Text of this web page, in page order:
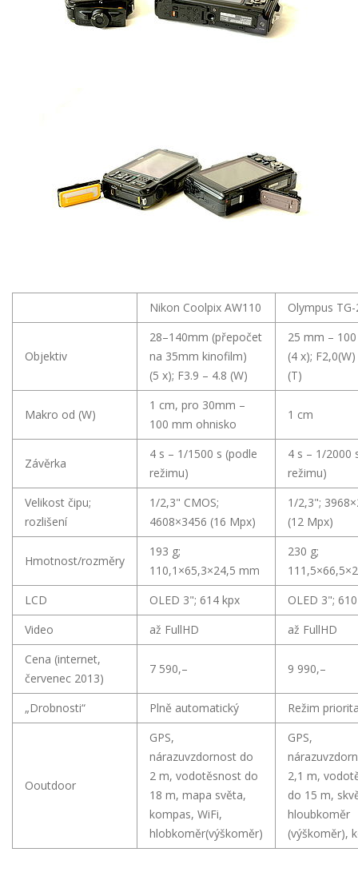
Nikon Coolpix AW110 Olympus
Objektiv
28–140mm (přepočet
na 35mm kinofilm)
(5 x); F3.9 – 4.8 (W)
25 mm –
(4 x);
(T)
Makro od (W)
1 cm, pro 30mm –
100 mm ohnisko
1 cm
Závěrka
4 s – 1/1500 s (podle
režimu)
4 s – 1/2000
režimu)
Velikost čipu;
rozlišení
1/2,3" CMOS;
4608×3456 (16 Mpx)
1/2,3";
(12 Mpx)
Hmotnost/rozměry
193 g;
110,1×65,3×24,5 mm
230 g;
LCD
OLED 3"; 614 kpx
OLED 3";
Video
až FullHD
až FullHD
Cena (internet,
červenec 2013)
7 590,– 9 990,–
„Drobnosti“ Plně automatický Režim
Ooutdoor
GPS,
nárazuvzdornost do
2 m, vodotěsnost do
18 m, mapa světa,
kompas, WiFi,
hlobkoměr(výškoměr)
GPS,
2,1 m,
do 15 m,
hloubkoměr
(výškoměr),